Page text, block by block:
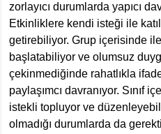
zorlayıcı durumlarda yapıcı
Etkinliklere kendi isteği ile
getirebiliyor. Grup içerisinde
başlatabiliyor ve olumsuz
çekinmediğinde rahatlıkla
paylaşımcı davranıyor. Sınıf
istekli topluyor ve
olmadığı durumlarda da